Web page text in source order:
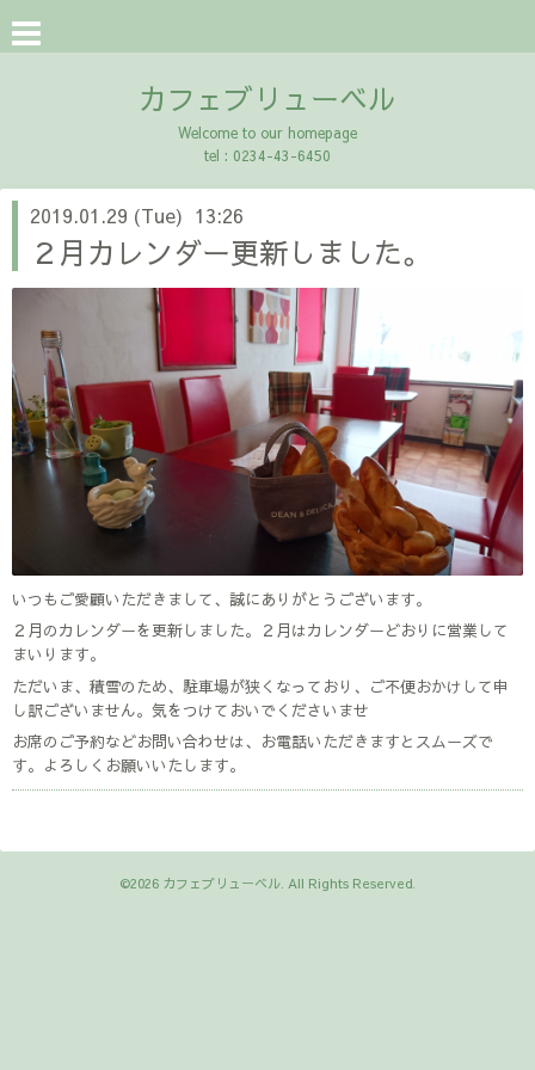
カフェブリューベル
Welcome to our homepage
tel : 0234-43-6450
2019.01.29 (Tue) 13:26
２月カレンダー更新しました。
いつもご愛顧いただきまして、誠にありがとうございます。
２月のカレンダーを更新しました。２月はカレンダーどおりに営業して
まいります。
ただいま、積雪のため、駐車場が狭くなっており、ご不便おかけして申
し訳ございません。気をつけておいでくださいませ
お席のご予約などお問い合わせは、お電話いただきますとスムーズで
す。よろしくお願いいたします。
©2026 カフェブリューベル. All Rights Reserved.